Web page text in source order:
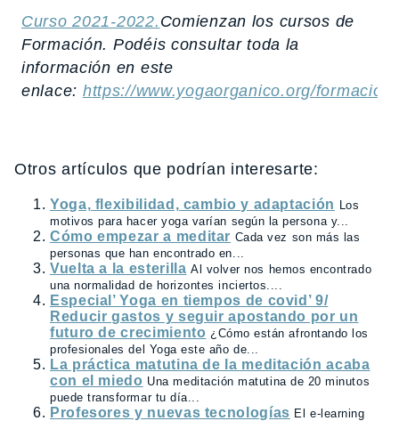
Curso 2021-2022. Comienzan los cursos de
Formación. Podéis consultar toda la
información en este
enlace: https://www.yogaorganico.org/formacion/
Otros artículos que podrían interesarte:
Yoga, flexibilidad, cambio y adaptación Los
motivos para hacer yoga varían según la persona y...
Cómo empezar a meditar Cada vez son más las
personas que han encontrado en...
Vuelta a la esterilla Al volver nos hemos encontrado
una normalidad de horizontes inciertos....
Especial’ Yoga en tiempos de covid’ 9/
Reducir gastos y seguir apostando por un
futuro de crecimiento ¿Cómo están afrontando los
profesionales del Yoga este año de...
La práctica matutina de la meditación acaba
con el miedo Una meditación matutina de 20 minutos
puede transformar tu día...
Profesores y nuevas tecnologías El e-learning